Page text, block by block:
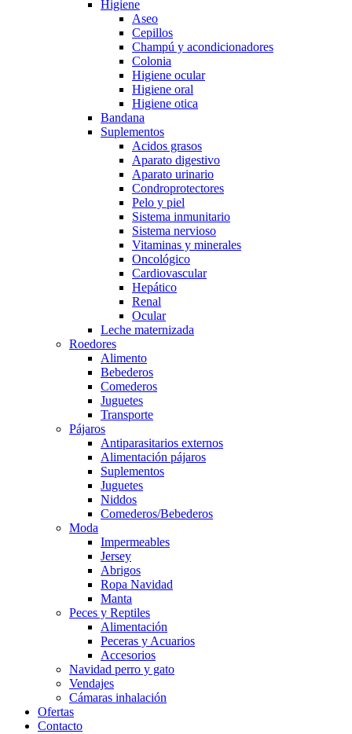
Higiene
Aseo
Cepillos
Champú y acondicionadores
Colonia
Higiene ocular
Higiene oral
Higiene otica
Bandana
Suplementos
Acidos grasos
Aparato digestivo
Aparato urinario
Condroprotectores
Pelo y piel
Sistema inmunitario
Sistema nervioso
Vitaminas y minerales
Oncológico
Cardiovascular
Hepático
Renal
Ocular
Leche maternizada
Roedores
Alimento
Bebederos
Comederos
Juguetes
Transporte
Pájaros
Antiparasitarios externos
Alimentación pájaros
Suplementos
Juguetes
Niddos
Comederos/Bebederos
Moda
Impermeables
Jersey
Abrigos
Ropa Navidad
Manta
Peces y Reptiles
Alimentación
Peceras y Acuarios
Accesorios
Navidad perro y gato
Vendajes
Cámaras inhalación
Ofertas
Contacto